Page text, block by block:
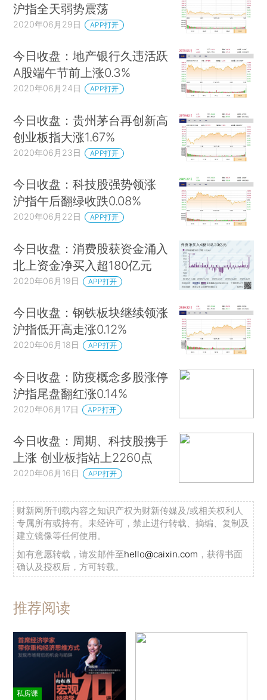
沪指全天弱势震荡
2020年06月29日 APP打开
今日收盘：地产银行久违活跃
A股端午节前上涨0.3%
2020年06月24日 APP打开
今日收盘：贵州茅台再创新高
创业板指大涨1.67%
2020年06月23日 APP打开
今日收盘：科技股强势领涨
沪指午后翻绿收跌0.08%
2020年06月22日 APP打开
今日收盘：消费股获资金涌入
北上资金净买入超180亿元
2020年06月19日 APP打开
今日收盘：钢铁板块继续领涨
沪指低开高走涨0.12%
2020年06月18日 APP打开
今日收盘：防疫概念多股涨停
沪指尾盘翻红涨0.14%
2020年06月17日 APP打开
今日收盘：周期、科技股携手
上涨 创业板指站上2260点
2020年06月16日 APP打开
财新网所刊载内容之知识产权为财新传媒及/或相关权利人
专属所有或持有。未经许可，禁止进行转载、摘编、复制及
建立镜像等任何使用。
如有意愿转载，请发邮件至hello@caixin.com ，获得书面
确认及授权后，方可转载。
推荐阅读
私房课